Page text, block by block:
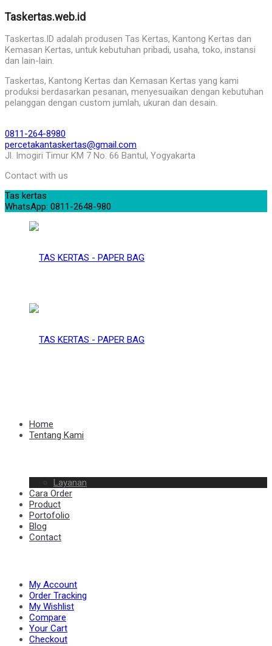
Taskertas.web.id
Taskertas.ID adalah produsen Tas Kertas, Kantong Kertas dan
Kemasan Kertas, untuk kebutuhan pribadi, usaha, toko, instansi
dan lain-lain.
Taskertas, Kantong Kertas dan Kemasan Kertas yang kami
produksi berdasarkan pesanan, menyesuaikan dengan kebutuhan
pelanggan dengan custom jumlah, ukuran dan desain.
0811-264-8980
percetakantaskertas@gmail.com
Jl. Imogiri Timur KM 7 No. 66 Bantul, Yogyakarta
Contact with us
Tas kertas
WhatsApp: 0811-2648-980
–
BAG
KERTAS
PAPER
Home
Tentang Kami
Layanan
Cara Order
Product
Portofolio
Blog
Contact
My Account
Order Tracking
My Wishlist
Compare
Your Cart
Checkout